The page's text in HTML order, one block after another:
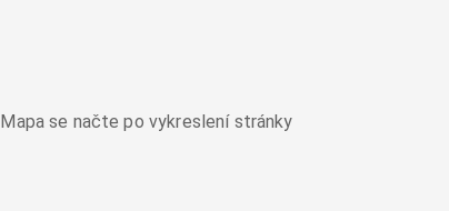
Mapa se načte po vykreslení stránky